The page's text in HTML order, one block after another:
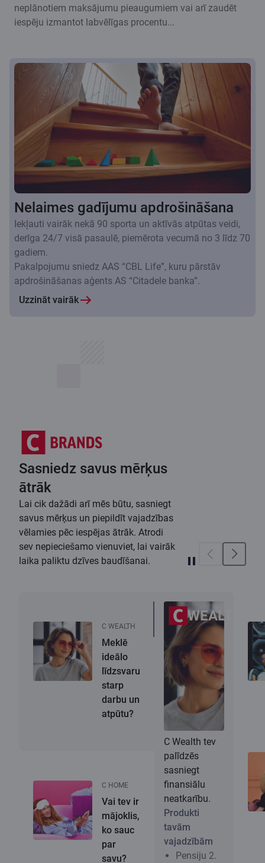
neplānotiem maksājumu pieaugumiem vai arī zaudēt
iespēju izmantot labvēlīgas procentu...
Nelaimes gadījumu apdrošināšana
Iekļauti vairāk nekā 90 sporta un aktīvās atpūtas veidi,
derīga 24/7 visā pasaulē, piemērota vecumā no 3 līdz 70
gadiem.
Pakalpojumu sniedz AAS “CBL Life”, kuru pārstāv
apdrošināšanas aģents AS “Citadele banka”.
Uzzināt vairāk
Sasniedz savus mērķus
ātrāk
Lai cik dažādi arī mēs būtu, sasniegt
savus mērķus un piepildīt vajadzības
vēlamies pēc iespējas ātrāk. Atrodi
sev nepieciešamo vienuviet, lai vairāk
laika paliktu dzīves baudīšanai.
WEALTH
C Wealth tev
palīdzēs
sasniegt
finansiālu
neatkarību.
Produkti
tavām
vajadzībām
Pensiju 2.
C WEALTH
Meklē
ideālo
līdzsvaru
starp
darbu un
atpūtu?
C HOME
Vai tev ir
mājoklis,
ko sauc
par
savu?